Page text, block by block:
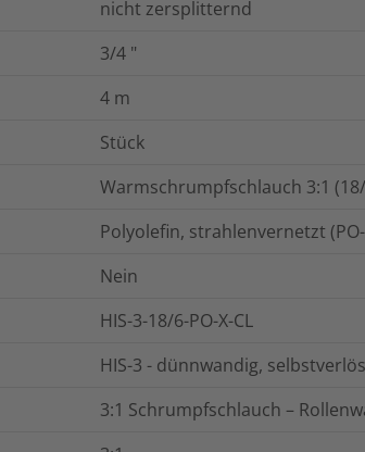
nicht zersplitternd
3/4 "
4 m
Stück
Warmschrumpfschlauch 3:1
Polyolefin, strahlenvernetzt
Nein
HIS-3-18/6-PO-X-CL
HIS-3 - dünnwandig,
3:1 Schrumpfschlauch –